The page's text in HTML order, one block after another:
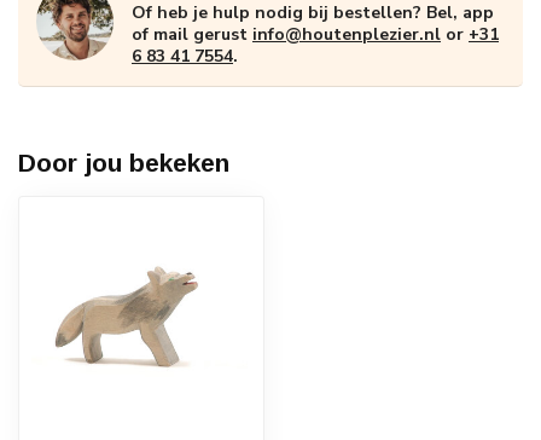
Of heb je hulp nodig bij bestellen? Bel, app
of mail gerust info@houtenplezier.nl or +31
6 83 41 7554.
Door jou bekeken